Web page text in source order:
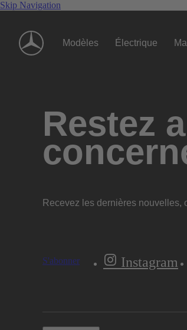
Skip Navigation
Modèles Électrique
Restez
Recevez les dernières nouvelles,
S'abonner Instagram